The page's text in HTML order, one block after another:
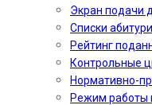
Экран подачи
Cписки
Рейтинг
Контрольные
Нормативно-
Режим работы